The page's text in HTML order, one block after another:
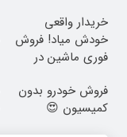
خریدار واقعی
خودش میاد! فروش
فوری ماشین در
فروش خودرو بدون
کمیسیون 😍